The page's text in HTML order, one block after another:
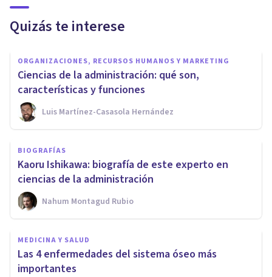
Quizás te interese
ORGANIZACIONES, RECURSOS HUMANOS Y MARKETING
Ciencias de la administración: qué son,
características y funciones
Luis Martínez-Casasola Hernández
BIOGRAFÍAS
Kaoru Ishikawa: biografía de este experto en
ciencias de la administración
Nahum Montagud Rubio
MEDICINA Y SALUD
Las 4 enfermedades del sistema óseo más
importantes